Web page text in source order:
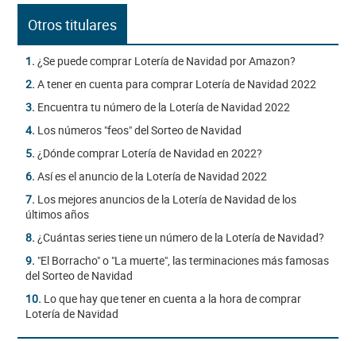
Otros titulares
1. ¿Se puede comprar Lotería de Navidad por Amazon?
2. A tener en cuenta para comprar Lotería de Navidad 2022
3. Encuentra tu número de la Lotería de Navidad 2022
4. Los números "feos" del Sorteo de Navidad
5. ¿Dónde comprar Lotería de Navidad en 2022?
6. Así es el anuncio de la Lotería de Navidad 2022
7. Los mejores anuncios de la Lotería de Navidad de los
últimos años
8. ¿Cuántas series tiene un número de la Lotería de Navidad?
9. "El Borracho" o "La muerte", las terminaciones más famosas
del Sorteo de Navidad
10. Lo que hay que tener en cuenta a la hora de comprar
Lotería de Navidad